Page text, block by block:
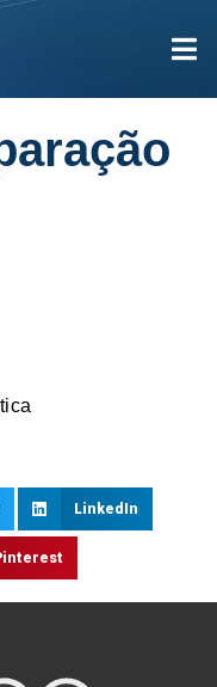
LinkedIn